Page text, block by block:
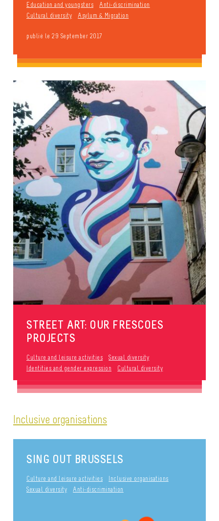
Education and youngsters
Anti-discrimination
Cultural diversity
Asylum & Migration
publié le 29 September 2017
STREET ART: OUR FRESCOES
PROJECTS
Culture and leisure activities
Sexual diversity
Identities and gender expression
Cultural diversity
Inclusive organisations
SING OUT BRUSSELS
Culture and leisure activities
Inclusive organisations
Sexual diversity
Anti-discrimination